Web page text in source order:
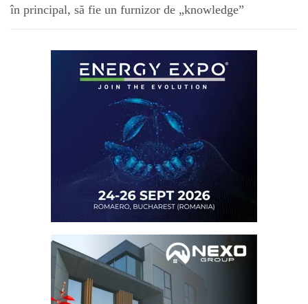
în principal, să fie un furnizor de „knowledge”